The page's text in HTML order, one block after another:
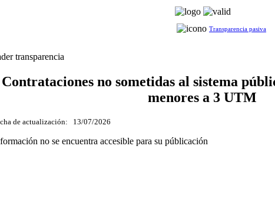
Transparencia pasiva
Contrataciones no sometidas al sistema
menores a 3 UTM
de actualización: 13/07/2026
no se encuentra accesible para su públicación